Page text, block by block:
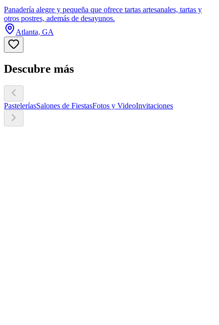
Panadería alegre y pequeña que ofrece tartas artesanales, tartas y
otros postres, además de desayunos.
Atlanta, GA
Descubre más
PasteleríasSalones de FiestasFotos y VideoInvitaciones